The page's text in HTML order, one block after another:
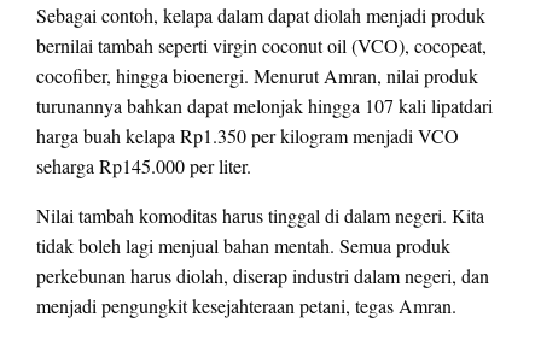
Sebagai contoh, kelapa dalam dapat diolah menjadi produk
bernilai tambah seperti virgin coconut oil (VCO), cocopeat,
cocofiber, hingga bioenergi. Menurut Amran, nilai produk
turunannya bahkan dapat melonjak hingga 107 kali lipatdari
harga buah kelapa Rp1.350 per kilogram menjadi VCO
seharga Rp145.000 per liter.
Nilai tambah komoditas harus tinggal di dalam negeri. Kita
tidak boleh lagi menjual bahan mentah. Semua produk
perkebunan harus diolah, diserap industri dalam negeri, dan
menjadi pengungkit kesejahteraan petani, tegas Amran.